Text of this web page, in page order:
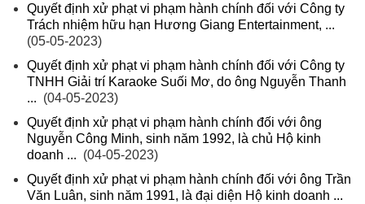
Quyết định xử phạt vi phạm hành chính đối với Công ty
Trách nhiệm hữu hạn Hương Giang Entertainment, ...
(05-05-2023)
Quyết định xử phạt vi phạm hành chính đối với Công ty
TNHH Giải trí Karaoke Suối Mơ, do ông Nguyễn Thanh
... (04-05-2023)
Quyết định xử phạt vi phạm hành chính đối với ông
Nguyễn Công Minh, sinh năm 1992, là chủ Hộ kinh
doanh ... (04-05-2023)
Quyết định xử phạt vi phạm hành chính đối với ông Trần
Văn Luân, sinh năm 1991, là đại diện Hộ kinh doanh ...